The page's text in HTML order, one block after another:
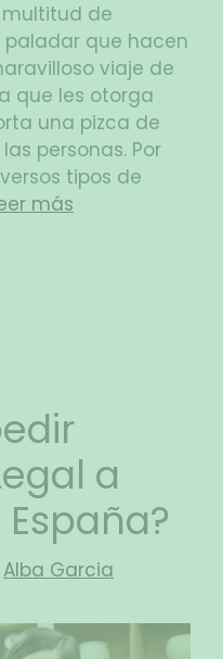
de
que hacen
viaje de
que les otorga
una pizca de
personas. Por
tipos de
más
a
Alba Garcia